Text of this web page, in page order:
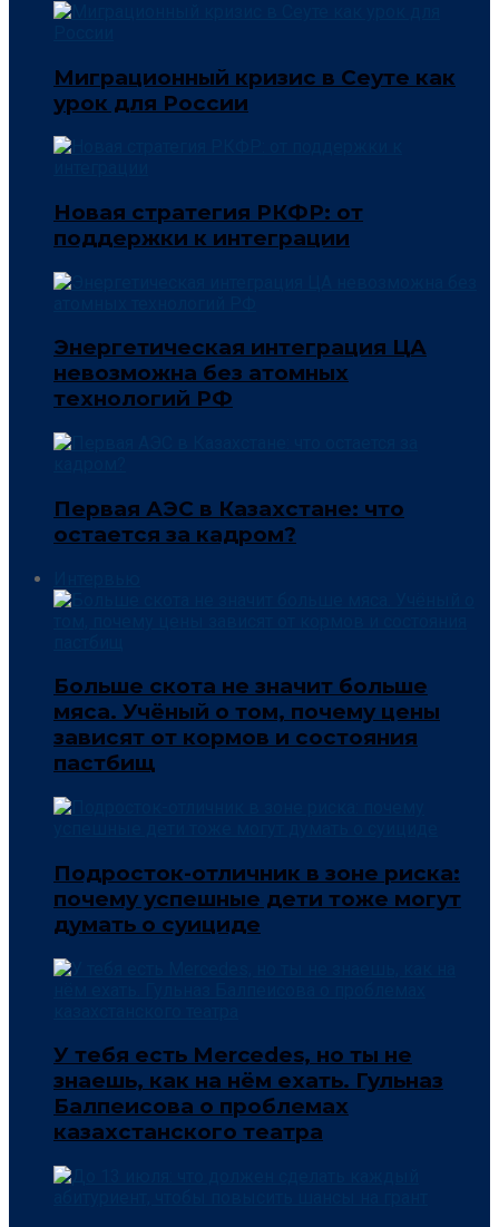
Миграционный кризис в Сеуте как
урок для России
Новая стратегия РКФР: от
поддержки к интеграции
Энергетическая интеграция ЦА
невозможна без атомных
технологий РФ
Первая АЭС в Казахстане: что
остается за кадром?
Больше скота не значит больше
мяса. Учёный о том, почему цены
зависят от кормов и состояния
пастбищ
Подросток-отличник в зоне риска:
почему успешные дети тоже могут
думать о суициде
У тебя есть Mercedes, но ты не
знаешь, как на нём ехать. Гульназ
Балпеисова о проблемах
казахстанского театра